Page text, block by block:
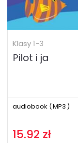
Klasy 1-3
Pilot i ja
audiobook (MP3 )
15.92 zł